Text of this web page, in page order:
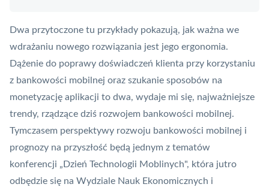
Dwa przytoczone tu przykłady pokazują, jak ważna we
wdrażaniu nowego rozwiązania jest jego ergonomia.
Dążenie do poprawy doświadczeń klienta przy korzystaniu
z bankowości mobilnej oraz szukanie sposobów na
monetyzację aplikacji to dwa, wydaje mi się, najważniejsze
trendy, rządzące dziś rozwojem bankowości mobilnej.
Tymczasem perspektywy rozwoju bankowości mobilnej i
prognozy na przyszłość będą jednym z tematów
konferencji „Dzień Technologii Moblinych", która jutro
odbędzie się na Wydziale Nauk Ekonomicznych i